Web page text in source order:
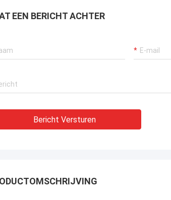
EEN BERICHT ACHTER
Bericht Versturen